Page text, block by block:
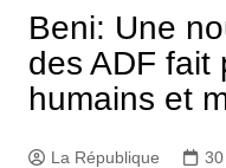
Beni: Une
des ADF fait
humains et
La République